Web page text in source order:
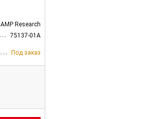
AMP Research
75137-01A
Под заказ